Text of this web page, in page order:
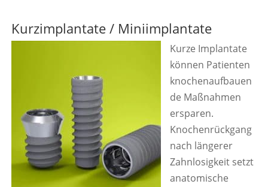
Kurzimplantate / Miniimplantate
Kurze Implantate
können Patienten
knochenaufbauen
de Maßnahmen
ersparen.
Knochenrückgang
nach längerer
Zahnlosigkeit setzt
anatomische